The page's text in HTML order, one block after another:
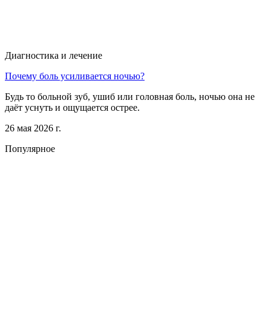
Диагностика и лечение
Почему боль усиливается ночью?
Будь то больной зуб, ушиб или головная боль, ночью она не
даёт уснуть и ощущается острее.
26 мая 2026 г.
Популярное